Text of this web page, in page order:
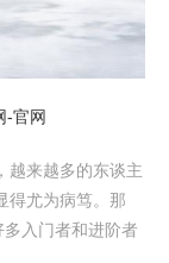
-官网
越来越多的东谈主
得尤为病笃。那
入门者和进阶者